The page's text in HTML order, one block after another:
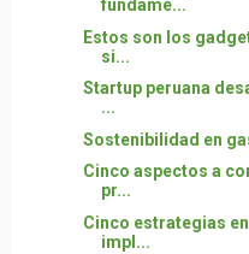
fundame...
Estos son los
si...
Startup peruana
...
Sostenibilidad en
Cinco aspectos a
pr...
Cinco estrategias
impl...